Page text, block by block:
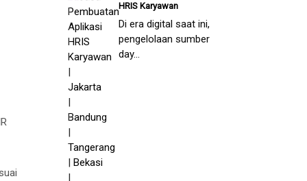
HRIS Karyawan
Di era digital saat ini,
pengelolaan sumber
day...